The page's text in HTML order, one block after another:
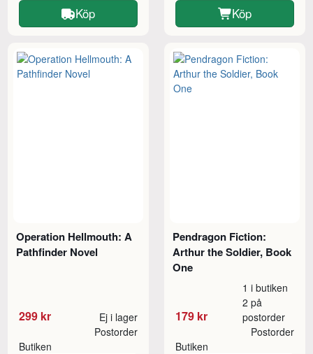
Köp Köp
Operation Hellmouth: A
Pathfinder Novel
299 kr Ej i lager
Butiken
Postorder
Pendragon Fiction:
Arthur the Soldier, Book
One
179 kr
1 i butiken
2 på
postorder
Butiken
Postorder